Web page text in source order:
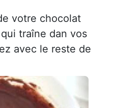
votre chocolat
traîne dan vos
avec le reste de